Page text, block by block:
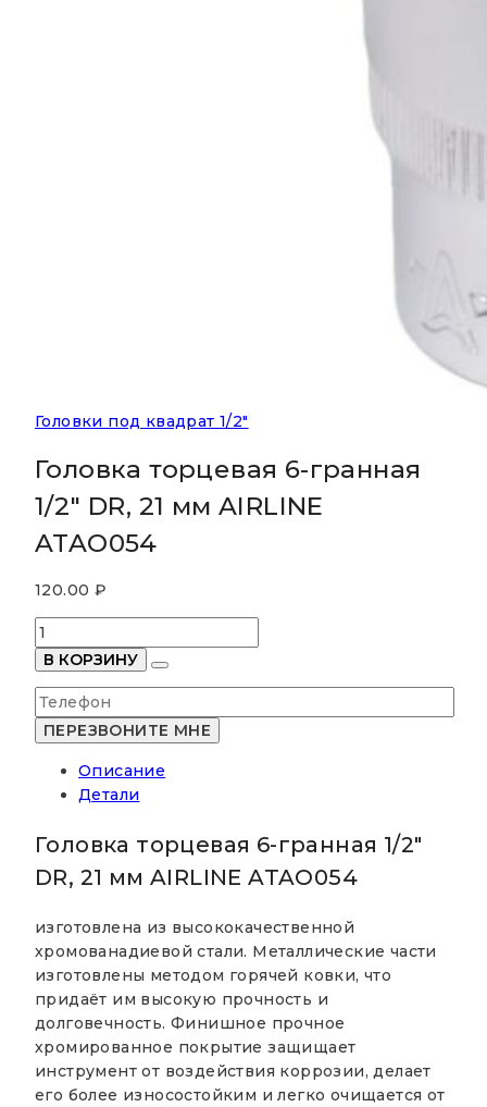
Головки под квадрат 1/2"
Головка торцевая 6-гранная
1/2″ DR, 21 мм AIRLINE
ATAO054
120.00 ₽
Количество
товара
Головка
торцевая
6-
гранная
1/2"
DR,
мм
AIRLINE
ATAO054
В КОРЗИНУ
Описание
Детали
Головка торцевая 6-гранная 1/2″
DR, 21 мм AIRLINE ATAO054
изготовлена из высококачественной
хромованадиевой стали. Металлические части
изготовлены методом горячей ковки, что
придаёт им высокую прочность и
долговечность. Финишное прочное
хромированное покрытие защищает
инструмент от воздействия коррозии, делает
его более износостойким и легко очищается от